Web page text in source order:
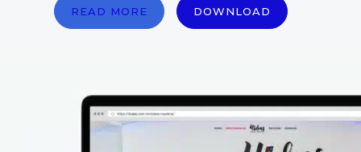
READ MORE DOWNLOAD